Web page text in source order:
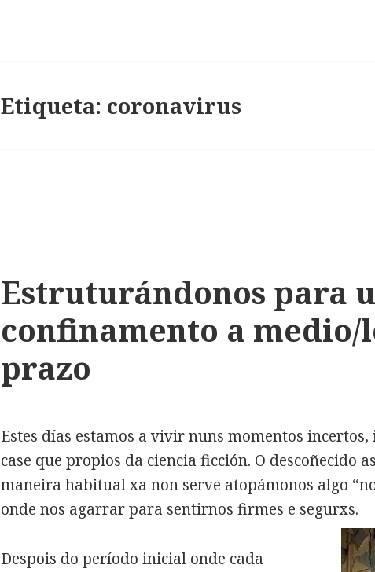
Etiqueta: coronavirus
Estruturándonos para
confinamento a medio/
prazo
Estes días estamos a vivir nuns momentos incertos,
case que propios da ciencia ficción. O descoñecido
maneira habitual xa non serve atopámonos algo
onde nos agarrar para sentirnos firmes e segurxs.
Despois do período inicial onde cada